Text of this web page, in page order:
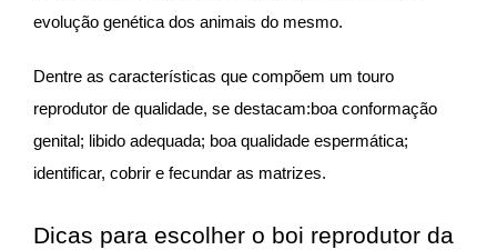
evolução genética dos animais do mesmo.
Dentre as características que compõem um touro
reprodutor de qualidade, se destacam:boa conformação
genital; libido adequada; boa qualidade espermática;
identificar, cobrir e fecundar as matrizes.
Dicas para escolher o boi reprodutor da